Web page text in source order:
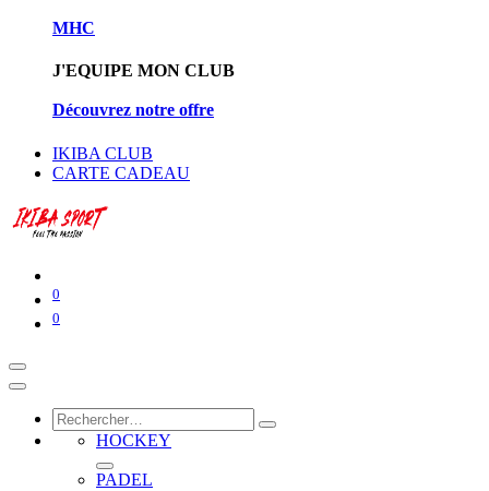
MHC
J'EQUIPE MON CLUB
Découvrez notre offre
IKIBA CLUB
CARTE CADEAU
0
0
HOCKEY
PADEL